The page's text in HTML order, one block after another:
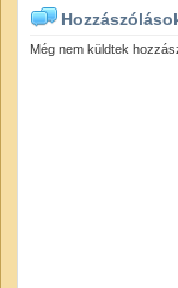
Még nem küldtek